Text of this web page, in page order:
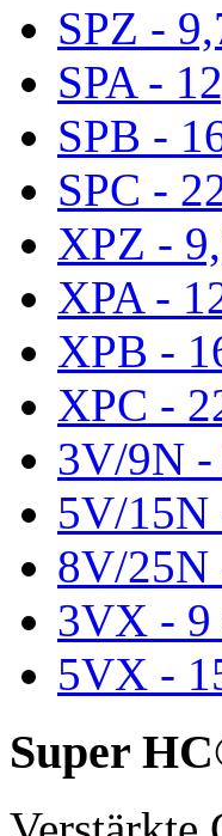
SPZ -
SPA -
SPB -
SPC -
XPZ -
XPA -
XPB -
XPC -
3V/9N -
5V/15N
8V/25N
3VX - 9
5VX -
Super